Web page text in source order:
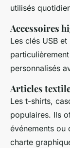
utilisés
Accessoires
Les clés USB
personnalisés
Articles
Les t-shirts,
populaires. Ils
événements ou
charte